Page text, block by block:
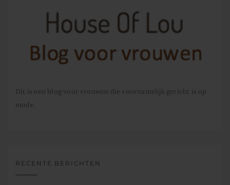
Dit is een blog voor vrouwen die voornamelijk gericht is op
mode.
RECENTE BERICHTEN